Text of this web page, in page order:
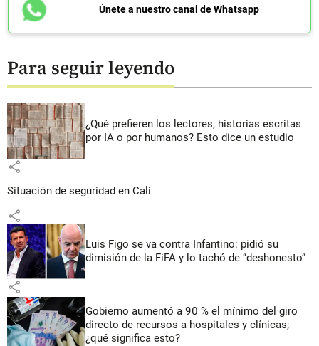
Únete a nuestro canal de Whatsapp
Para seguir leyendo
¿Qué prefieren los lectores, historias escritas
por IA o por humanos? Esto dice un estudio
share
Situación de seguridad en Cali
share
Luis Figo se va contra Infantino: pidió su
dimisión de la FiFA y lo tachó de “deshonesto”
share
Gobierno aumentó a 90 % el mínimo del giro
directo de recursos a hospitales y clínicas;
¿qué significa esto?